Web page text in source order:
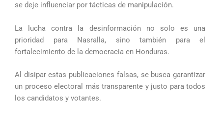
se deje influenciar por tácticas de manipulación.
La lucha contra la desinformación no solo es una
prioridad para Nasralla, sino también para el
fortalecimiento de la democracia en Honduras.
Al disipar estas publicaciones falsas, se busca garantizar
un proceso electoral más transparente y justo para todos
los candidatos y votantes.